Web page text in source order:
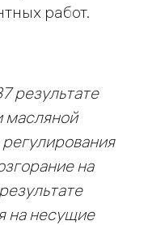
работ.
результате
масляной
на
на несущие